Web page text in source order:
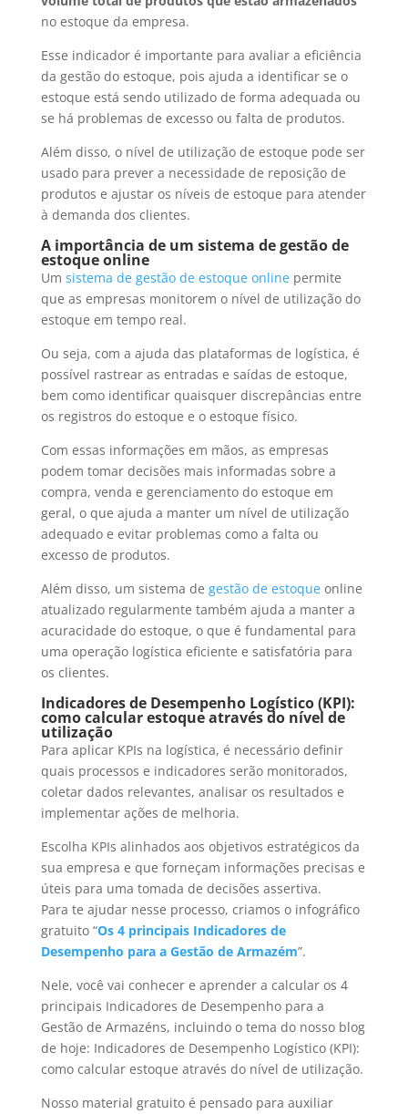
no estoque da empresa.
Esse indicador é importante para avaliar a eficiência
da gestão do estoque, pois ajuda a identificar se o
estoque está sendo utilizado de forma adequada ou
se há problemas de excesso ou falta de produtos.
Além disso, o nível de utilização de estoque pode ser
usado para prever a necessidade de reposição de
produtos e ajustar os níveis de estoque para atender
à demanda dos clientes.
A importância de um sistema de gestão de
estoque online
Um sistema de gestão de estoque onlinepermite
que as empresas monitorem o nível de utilização do
estoque em tempo real.
Ou seja, com a ajuda das plataformas de logística, é
possível rastrear as entradas e saídas de estoque,
bem como identificar quaisquer discrepâncias entre
os registros do estoque e o estoque físico.
Com essas informações em mãos, as empresas
podem tomar decisões mais informadas sobre a
compra, venda e gerenciamento do estoque em
geral, o que ajuda a manter um nível de utilização
adequado e evitar problemas como a falta ou
excesso de produtos.
Além disso, um sistema de gestão de estoqueonline
atualizado regularmente também ajuda a manter a
acuracidade do estoque, o que é fundamental para
uma operação logística eficiente e satisfatória para
os clientes.
Indicadores de Desempenho Logístico (KPI):
como calcular estoque através do nível de
utilização
Para aplicar KPIs na logística, é necessário definir
quais processos e indicadores serão monitorados,
coletar dados relevantes, analisar os resultados e
implementar ações de melhoria.
Escolha KPIs alinhados aos objetivos estratégicos da
sua empresa e que forneçam informações precisas e
úteis para uma tomada de decisões assertiva.
Para te ajudar nesse processo, criamos o infográfico
gratuito “Os 4 principais Indicadores de
Desempenho para a Gestão de Armazém”.
Nele, você vai conhecer e aprender a calcular os 4
principais Indicadores de Desempenho para a
Gestão de Armazéns, incluindo o tema do nosso blog
de hoje: Indicadores de Desempenho Logístico (KPI):
como calcular estoque através do nível de utilização.
Nosso material gratuito é pensado para auxiliar